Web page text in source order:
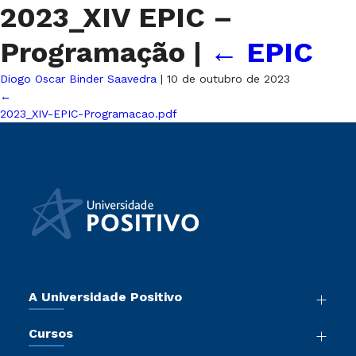
2023_XIV EPIC –
Programação | ← EPIC
Diogo Oscar Binder Saavedra | 10 de outubro de 2023
←
2023_XIV-EPIC-Programacao.pdf
A Universidade Positivo
Sala de Imprensa
Cursos